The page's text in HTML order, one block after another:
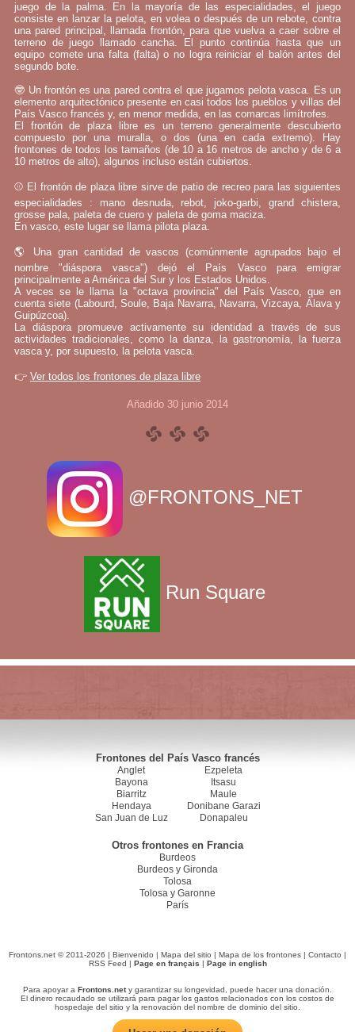
juego de la palma. En la mayoría de las especialidades, el juego
consiste en lanzar la pelota, en volea o después de un rebote, contra
una pared principal, llamada frontón, para que vuelva a caer sobre el
terreno de juego llamado cancha. El punto continúa hasta que un
equipo comete una falta (falta) o no logra reiniciar el balón antes del
segundo bote.
🤓 Un frontón es una pared contra el que jugamos pelota vasca. Es un
elemento arquitectónico presente en casi todos los pueblos y villas del
País Vasco francés y, en menor medida, en las comarcas limítrofes.
El frontón de plaza libre es un terreno generalmente descubierto
compuesto por una muralla, o dos (una en cada extremo). Hay
frontones de todos los tamaños (de 10 a 16 metros de ancho y de 6 a
10 metros de alto), algunos incluso están cubiertos.
⚾ El frontón de plaza libre sirve de patio de recreo para las siguientes
especialidades : mano desnuda, rebot, joko-garbi, grand chistera,
grosse pala, paleta de cuero y paleta de goma maciza.
En vasco, este lugar se llama pilota plaza.
🌎 Una gran cantidad de vascos (comúnmente agrupados bajo el
nombre "diáspora vasca") dejó el País Vasco para emigrar
principalmente a América del Sur y los Estados Unidos.
A veces se le llama la "octava provincia" del País Vasco, que en
cuenta siete (Labourd, Soule, Baja Navarra, Navarra, Vizcaya, Álava y
Guipúzcoa).
La diáspora promueve activamente su identidad a través de sus
actividades tradicionales, como la danza, la gastronomía, la fuerza
vasca y, por supuesto, la pelota vasca.
👉 Ver todos los frontones de plaza libre
Añadido 30 junio 2014
@FRONTONS_NET
Run Square
Frontones del País Vasco francés
Anglet
Bayona
Biarritz
Hendaya
San Juan de Luz
Ezpeleta
Itsasu
Maule
Donibane Garazi
Donapaleu
Otros frontones en Francia
Burdeos
Burdeos y Gironda
Tolosa
Tolosa y Garonne
París
Frontons.net © 2011-2026 | Bienvenido | Mapa del sitio | Mapa de los frontones | Contacto |
RSS Feed | Page en français | Page in english
Para apoyar a Frontons.nety garantizar su longevidad, puede hacer una donación.
El dinero recaudado se utilizará para pagar los gastos relacionados con los costos de
hospedaje del sitio y la renovación del nombre de dominio del sitio.